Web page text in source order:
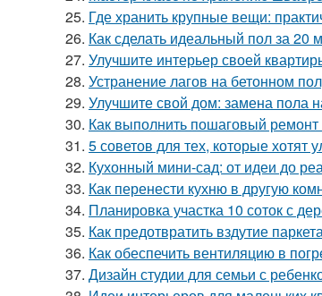
25. Где хранить крупные вещи:
26. Как сделать идеальный пол за
27. Улучшите интерьер своей
28. Устранение лагов на бетонном
29. Улучшите свой дом: замена пола
30. Как выполнить пошаговый ремонт
31. 5 советов для тех, которые хотят
32. Кухонный мини-сад: от идеи до
33. Как перенести кухню в другую
34. Планировка участка 10 соток с
35. Как предотвратить вздутие
36. Как обеспечить вентиляцию в
37. Дизайн студии для семьи с